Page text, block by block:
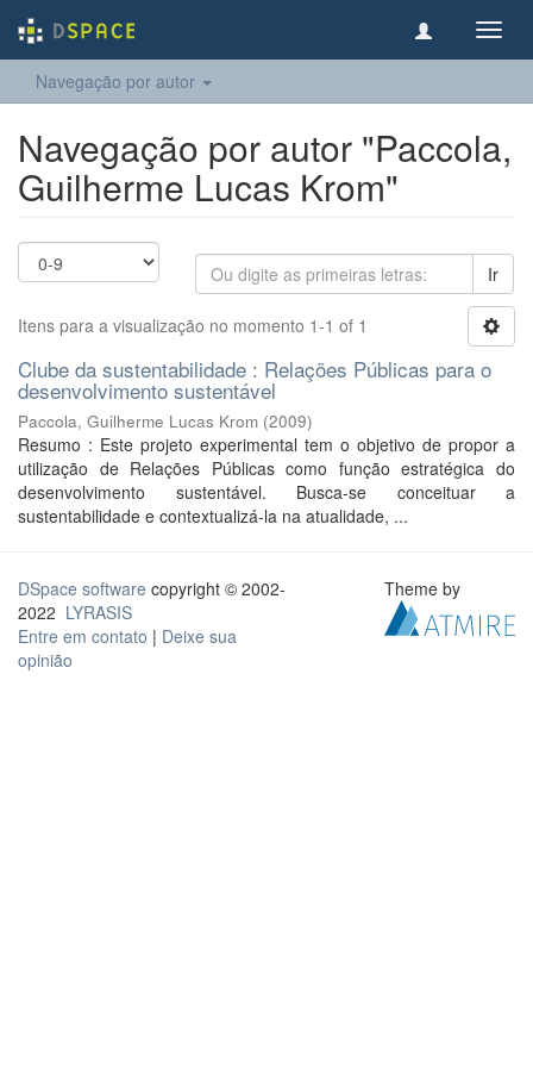
Navegação por autor
Navegação por autor "Paccola,
Guilherme Lucas Krom"
Ir
Itens para a visualização no momento 1-1 of 1
Clube da sustentabilidade : Relações Públicas para o
desenvolvimento sustentável
Paccola, Guilherme Lucas Krom (2009)
Resumo : Este projeto experimental tem o objetivo de propor a
utilização de Relações Públicas como função estratégica do
desenvolvimento sustentável. Busca-se conceituar a
sustentabilidade e contextualizá-la na atualidade, ...
DSpace software copyright © 2002-
2022 LYRASIS
Entre em contato | Deixe sua
opinião
Theme by